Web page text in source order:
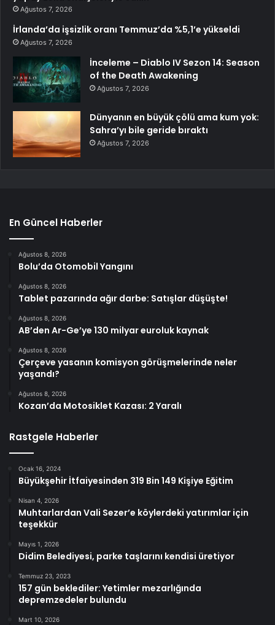
Ağustos 7, 2026
İrlanda’da işsizlik oranı Temmuz’da %5,1’e yükseldi
Ağustos 7, 2026
İnceleme – Diablo IV Sezon 14: Season
of the Death Awakening
Ağustos 7, 2026
Dünyanın en büyük çölü ama kum yok:
Sahra’yı bile geride bıraktı
Ağustos 7, 2026
En Güncel Haberler
Ağustos 8, 2026
Bolu’da Otomobil Yangını
Ağustos 8, 2026
Tablet pazarında ağır darbe: Satışlar düşüşte!
Ağustos 8, 2026
AB’den Ar-Ge’ye 130 milyar euroluk kaynak
Ağustos 8, 2026
Çerçeve yasanın komisyon görüşmelerinde neler
yaşandı?
Ağustos 8, 2026
Kozan’da Motosiklet Kazası: 2 Yaralı
Rastgele Haberler
Ocak 16, 2024
Büyükşehir İtfaiyesinden 319 Bin 149 Kişiye Eğitim
Nisan 4, 2026
Muhtarlardan Vali Sezer’e köylerdeki yatırımlar için
teşekkür
Mayıs 1, 2026
Didim Belediyesi, parke taşlarını kendisi üretiyor
Temmuz 23, 2023
157 gün beklediler: Yetimler mezarlığında
depremzedeler bulundu
Mart 10, 2026